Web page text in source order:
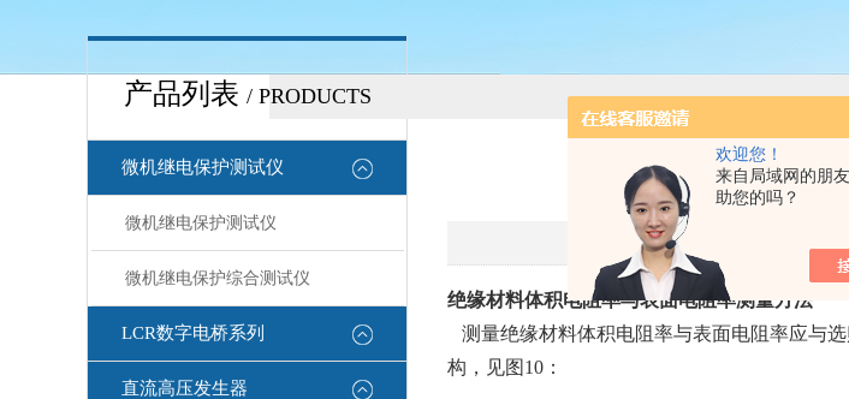
欢迎您！
来自局域网的朋
助您的吗？
产品列表 / PRODUCTS
微机继电保护测试仪
微机继电保护测试仪
微机继电保护综合测试仪
LCR数字电桥系列
直流高压发生器
绝缘材料
点
绝缘材料体积电阻率与表面电阻率测量方法
测量绝缘材料体积电阻率与表面电阻率应与选
构，见图 10 ：